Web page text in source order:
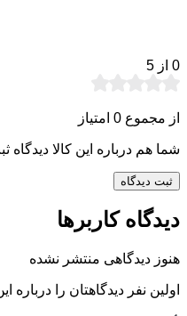
0 از 5
از مجموع 0 امتیاز
شما هم درباره این کالا دیدگاه
ثبت دیدگاه
دیدگاه کاربرها
هنوز دیدگاهی منتشر نشده
اولین نفر دیدگاهتان را درباره